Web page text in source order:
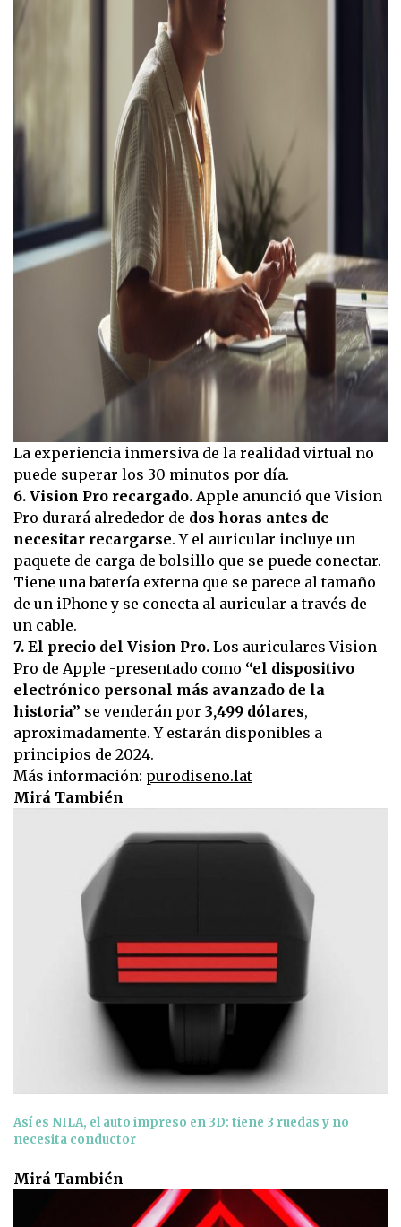
La experiencia inmersiva de la realidad virtual no
puede superar los 30 minutos por día.
6. Vision Pro recargado. Apple anunció que Vision
Pro durará alrededor de dos horas antes de
necesitar recargarse. Y el auricular incluye un
paquete de carga de bolsillo que se puede conectar.
Tiene una batería externa que se parece al tamaño
de un iPhone y se conecta al auricular a través de
un cable.
7. El precio del Vision Pro. Los auriculares Vision
Pro de Apple -presentado como “el dispositivo
electrónico personal más avanzado de la
historia” se venderán por 3,499 dólares,
aproximadamente. Y estarán disponibles a
principios de 2024.
Más información: purodiseno.lat
Mirá También
Así es NILA, el auto impreso en 3D: tiene 3 ruedas y no
necesita conductor
Mirá También